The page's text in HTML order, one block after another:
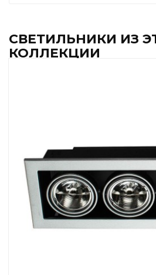
СВЕТИЛЬНИКИ ИЗ
КОЛЛЕКЦИИ